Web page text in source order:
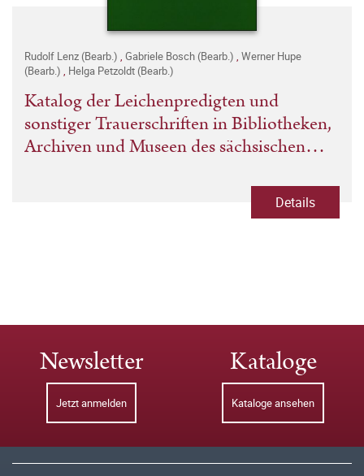
Rudolf Lenz (Bearb.) , Gabriele Bosch (Bearb.) , Werner Hupe
(Bearb.) , Helga Petzoldt (Bearb.)
Katalog der Leichenpredigten und
sonstiger Trauerschriften in Bibliotheken,
Archiven und Museen des sächsischen
Details
Newsletter
Jetzt anmelden
Kataloge
Kataloge ansehen